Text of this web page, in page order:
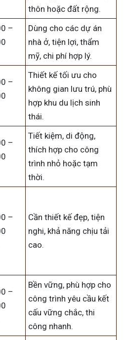
thôn hoặc đất rộng.
–
Dùng cho các dự án
nhà ở, tiện lợi, thẩm
mỹ, chi phí hợp lý.
–
Thiết kế tối ưu cho
không gian lưu trú, phù
hợp khu du lịch sinh
thái.
–
Tiết kiệm, di động,
thích hợp cho công
trình nhỏ hoặc tạm
thời.
–
Cần thiết kế đẹp, tiện
nghi, khả năng chịu tải
cao.
–
Bền vững, phù hợp cho
công trình yêu cầu kết
cấu vững chắc, thi
công nhanh.